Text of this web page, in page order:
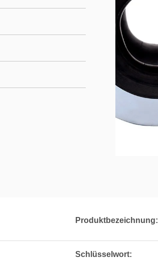
Produktbezeichnung:
Schlüsselwort: